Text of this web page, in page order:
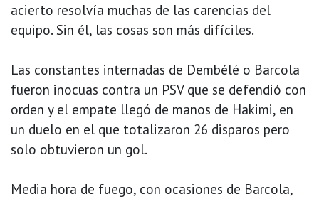
acierto resolvía muchas de las carencias del
equipo. Sin él, las cosas son más difíciles.
Las constantes internadas de Dembélé o Barcola
fueron inocuas contra un PSV que se defendió con
orden y el empate llegó de manos de Hakimi, en
un duelo en el que totalizaron 26 disparos pero
solo obtuvieron un gol.
Media hora de fuego, con ocasiones de Barcola,